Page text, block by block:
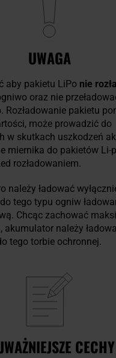
UWAGA
aby pakietu LiPo nie
oraz nie
Rozładowanie pakietu
może prowadzić do
w skutkach uszkodzeń
miernika do pakietów Li-
rozładowaniem.
należy ładować
tego typu ogniw
Chcąc zachować
akumulator należy
tego torbie ochronnej.
CECHY